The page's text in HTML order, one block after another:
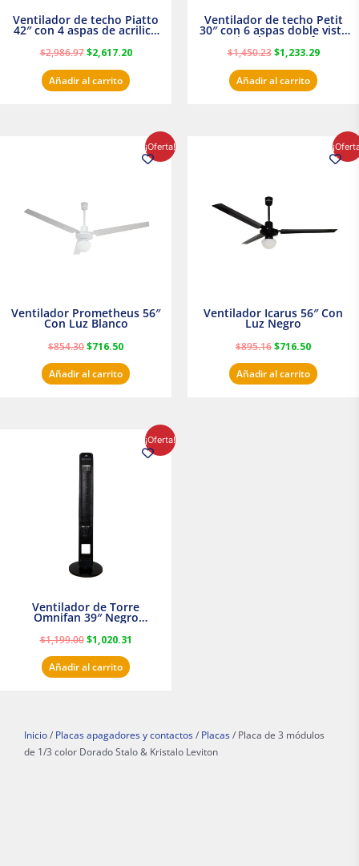
Ventilador de techo Piatto
42″ con 4 aspas de acrilico
transparente
$2,986.97 $2,617.20
Añadir al carrito
Ventilador de techo Petit
30″ con 6 aspas doble vista
Satinado Masterfan
$1,450.23 $1,233.29
Añadir al carrito
¡Oferta!
Ventilador Prometheus 56″
Con Luz Blanco
$854.30$716.50
precio
actual
Añadir al carrito
Ventilador Icarus 56″ Con
Luz Negro
$895.16$716.50
precio
actual
Añadir al carrito
¡Oferta!
Ventilador de Torre
Omnifan 39″ Negro
$1,199.00
original
era:
$1,020.31
precio
actual
Añadir al carrito
Inicio / Placas apagadores y contactos / Placas / Placa de 3 módulos
de 1/3 color Dorado Stalo & Kristalo Leviton